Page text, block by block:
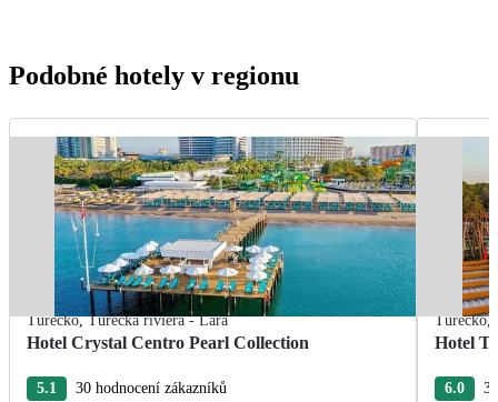
Podobné hotely v regionu
Turecko,Turecká riviéra - Lara
Hotel Crystal Centro Pearl Collection
5.1 30 hodnocení zákazníků
Turecko,
Hotel
6.0 3